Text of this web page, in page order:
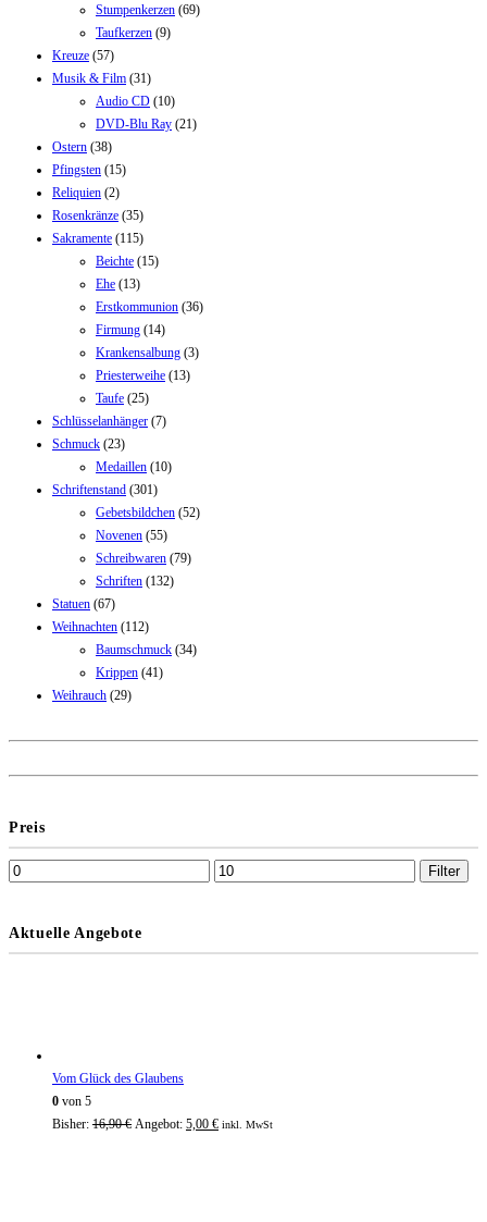
Stumpenkerzen (69)
Taufkerzen (9)
Kreuze (57)
Musik & Film (31)
Audio CD (10)
DVD-Blu Ray (21)
Ostern (38)
Pfingsten (15)
Reliquien (2)
Rosenkränze (35)
Sakramente (115)
Beichte (15)
Ehe (13)
Erstkommunion (36)
Firmung (14)
Krankensalbung (3)
Priesterweihe (13)
Taufe (25)
Schlüsselanhänger (7)
Schmuck (23)
Medaillen (10)
Schriftenstand (301)
Gebetsbildchen (52)
Novenen (55)
Schreibwaren (79)
Schriften (132)
Statuen (67)
Weihnachten (112)
Baumschmuck (34)
Krippen (41)
Weihrauch (29)
Preis
Filter
Aktuelle Angebote
Vom Glück des Glaubens
0 von 5
Bisher: 16,90€ Angebot: 5,00 € inkl. MwSt